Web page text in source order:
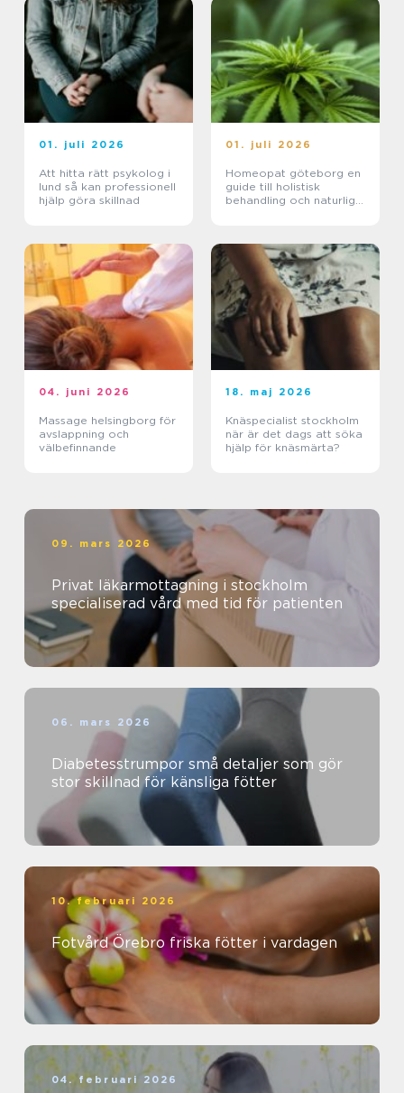
01. juli 2026
Att hitta rätt psykolog i
lund så kan professionell
hjälp göra skillnad
01. juli 2026
Homeopat göteborg en
guide till holistisk
behandling och naturlig
04. juni 2026
Massage helsingborg för
avslappning och
välbefinnande
18. maj 2026
Knäspecialist stockholm
när är det dags att söka
hjälp för knäsmärta?
09. mars 2026
Privat läkarmottagning i stockholm
specialiserad vård med tid för patienten
06. mars 2026
Diabetesstrumpor små detaljer som gör
stor skillnad för känsliga fötter
10. februari 2026
Fotvård Örebro friska fötter i vardagen
04. februari 2026